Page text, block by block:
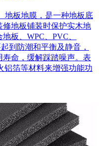
地板地膜，是一种地板底
地板铺装时保护实木地
板、WPC、PVC、
到防潮和平衡及静音，
命，缓解踩踏噪声。表
铝箔等材料来增强功能功